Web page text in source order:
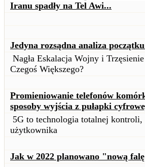
Iranu spadły na Tel Awi...
Jedyna rozsądna analiza
Nagła Eskalacja Wojny i
Czegoś Większego?
Promieniowanie telefonów
sposoby wyjścia z pułapki
5G to technologia totalnej
użytkownika
Jak w 2022 planowano "nową